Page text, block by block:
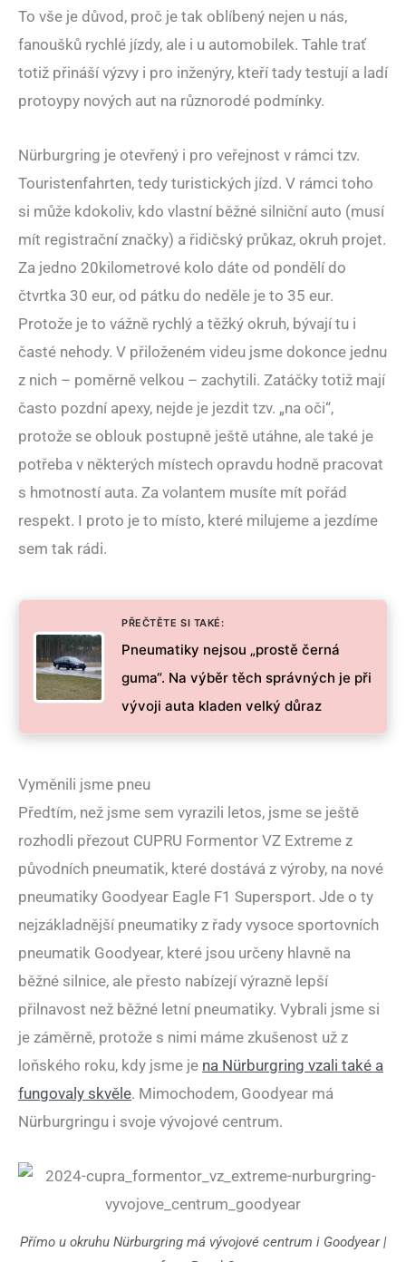
To vše je důvod, proč je tak oblíbený nejen u nás,
fanoušků rychlé jízdy, ale i u automobilek. Tahle trať
totiž přináší výzvy i pro inženýry, kteří tady testují a ladí
protoypy nových aut na různorodé podmínky.
Nürburgring je otevřený i pro veřejnost v rámci tzv.
Touristenfahrten, tedy turistických jízd. V rámci toho
si může kdokoliv, kdo vlastní běžné silniční auto (musí
mít registrační značky) a řidičský průkaz, okruh projet.
Za jedno 20kilometrové kolo dáte od pondělí do
čtvrtka 30 eur, od pátku do neděle je to 35 eur.
Protože je to vážně rychlý a těžký okruh, bývají tu i
časté nehody. V přiloženém videu jsme dokonce jednu
z nich – poměrně velkou – zachytili. Zatáčky totiž mají
často pozdní apexy, nejde je jezdit tzv. „na oči“,
protože se oblouk postupně ještě utáhne, ale také je
potřeba v některých místech opravdu hodně pracovat
s hmotností auta. Za volantem musíte mít pořád
respekt. I proto je to místo, které milujeme a jezdíme
sem tak rádi.
PŘEČTĚTE SI TAKÉ:
Pneumatiky nejsou „prostě černá
guma“. Na výběr těch správných je při
vývoji auta kladen velký důraz
Vyměnili jsme pneu
Předtím, než jsme sem vyrazili letos, jsme se ještě
rozhodli přezout CUPRU Formentor VZ Extreme z
původních pneumatik, které dostává z výroby, na nové
pneumatiky Goodyear Eagle F1 Supersport. Jde o ty
nejzákladnější pneumatiky z řady vysoce sportovních
pneumatik Goodyear, které jsou určeny hlavně na
běžné silnice, ale přesto nabízejí výrazně lepší
přilnavost než běžné letní pneumatiky. Vybrali jsme si
je záměrně, protože s nimi máme zkušenost už z
loňského roku, kdy jsme je na Nürburgring vzali také a
fungovaly skvěle. Mimochodem, Goodyear má
Nürburgringu i svoje vývojové centrum.
Přímo u okruhu Nürburgring má vývojové centrum i Goodyear |